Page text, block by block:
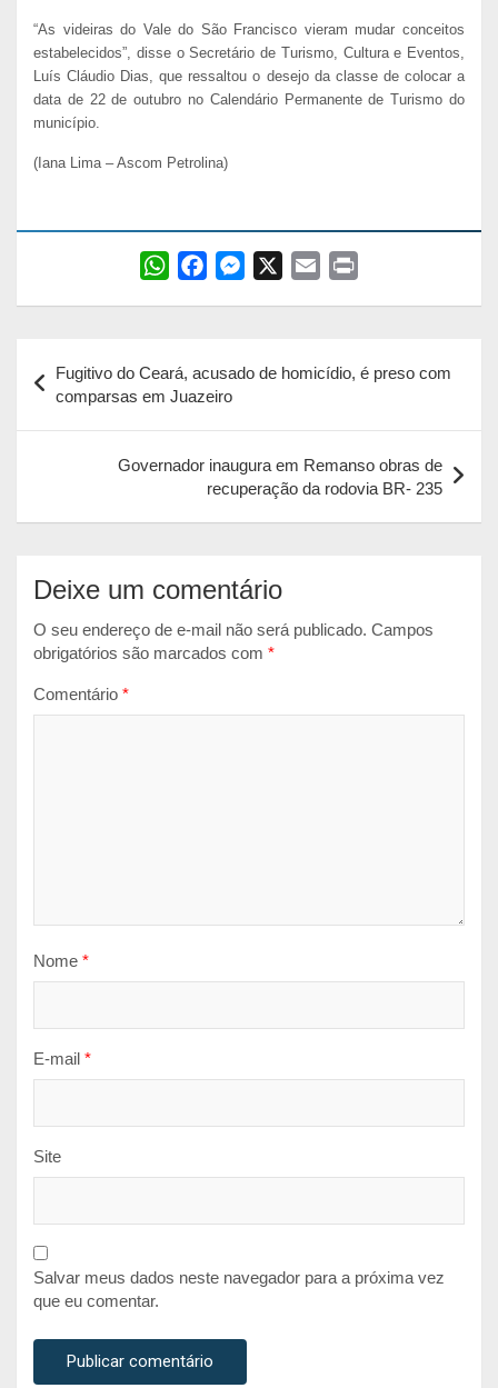
“As videiras do Vale do São Francisco vieram mudar conceitos
estabelecidos”, disse o Secretário de Turismo, Cultura e Eventos,
Luís Cláudio Dias, que ressaltou o desejo da classe de colocar a
data de 22 de outubro no Calendário Permanente de Turismo do
município.
(Iana Lima – Ascom Petrolina)
W
s
p
b
k
e
e
r
l
t
de
Post
Fugitivo do Ceará, acusado de homicídio, é preso com
comparsas em Juazeiro
Governador inaugura em Remanso obras de
recuperação da rodovia BR- 235
Deixe um comentário
O seu endereço de e-mail não será publicado. Campos
obrigatórios são marcados com *
Comentário *
Nome *
E-mail *
Site
Salvar meus dados neste navegador para a próxima vez
que eu comentar.